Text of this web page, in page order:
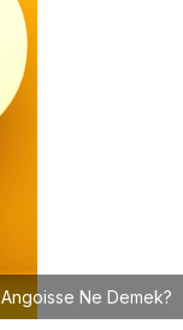
Angoisse Ne Demek?